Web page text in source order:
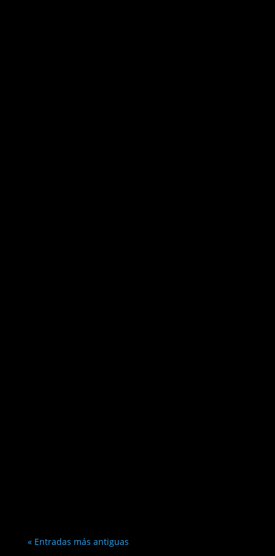
« Entradas más antiguas